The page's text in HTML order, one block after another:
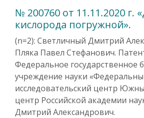
№ 200760 от 11.11.2020 г.
кислорода погружной».
(n=2): Светличный Дмитрий
Пляка Павел Стефанович.
Федеральное государственное
учреждение науки
исследовательский центр
центр Российской академии
Дмитрий Александрович.